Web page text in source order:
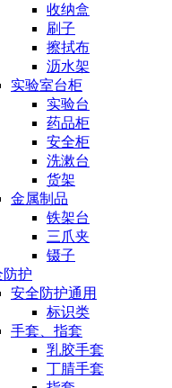
收纳盒
刷子
擦拭布
沥水架
实验室台柜
实验台
药品柜
安全柜
洗漱台
货架
金属制品
铁架台
三爪夹
镊子
防护
安全防护通用
标识类
手套、指套
乳胶手套
丁腈手套